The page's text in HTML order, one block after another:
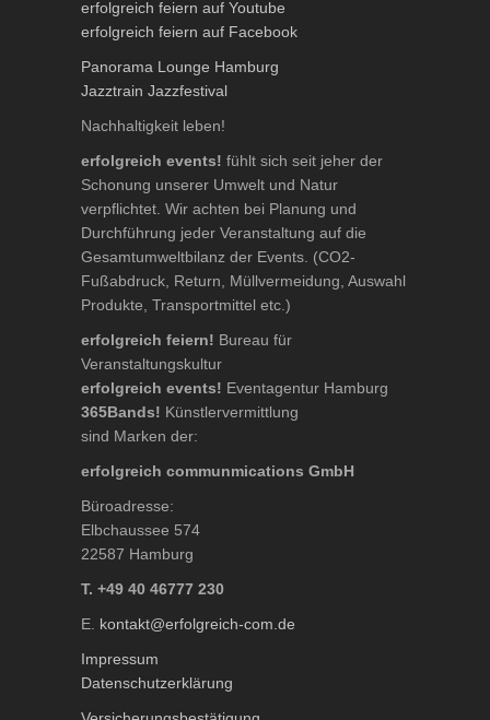
erfolgreich feiern auf Youtube
erfolgreich feiern auf Facebook
Panorama Lounge Hamburg
Jazztrain Jazzfestival
Nachhaltigkeit leben!
erfolgreich events! fühlt sich seit jeher der
Schonung unserer Umwelt und Natur
verpflichtet. Wir achten bei Planung und
Durchführung jeder Veranstaltung auf die
Gesamtumweltbilanz der Events. (CO2-
Fußabdruck, Return, Müllvermeidung, Auswahl
Produkte, Transportmittel etc.)
erfolgreich feiern! Bureau für
Veranstaltungskultur
erfolgreich events! Eventagentur Hamburg
365Bands! Künstlervermittlung
sind Marken der:
erfolgreich communmications GmbH
Büroadresse:
Elbchaussee 574
22587 Hamburg
T. +49 40 46777 230
E. kontakt@erfolgreich-com.de
Impressum
Datenschutzerklärung